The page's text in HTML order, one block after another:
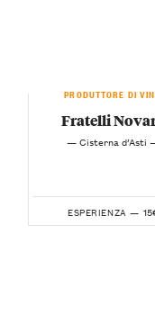
PRODUTTORE DI
Fratelli
— Cisterna d’Asti
ESPERIENZA —